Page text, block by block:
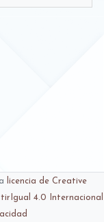
licencia de Creative
4.0 Internacional